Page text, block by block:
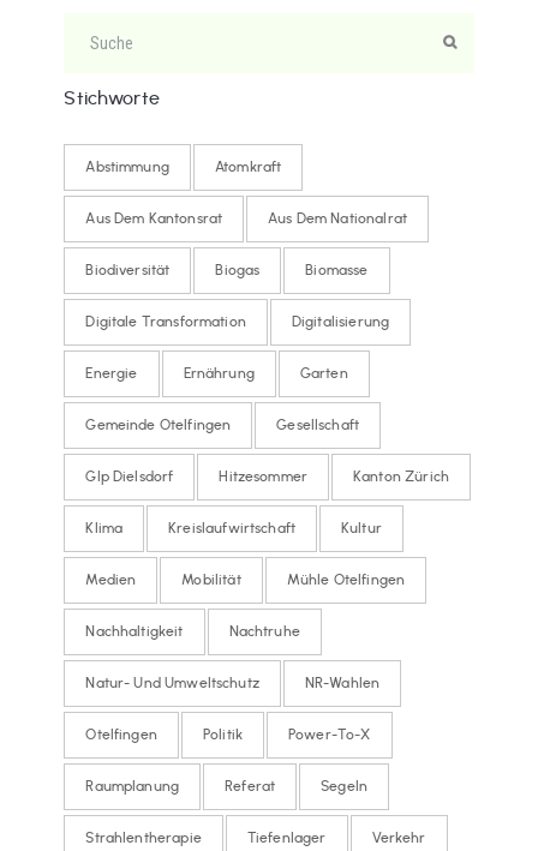
Stichworte
Abstimmung Atomkraft
Aus Dem Kantonsrat Aus Dem Nationalrat
Biodiversität Biogas Biomasse
Digitale Transformation Digitalisierung
Energie Ernährung Garten
Gemeinde Otelfingen Gesellschaft
Glp Dielsdorf Hitzesommer Kanton Zürich
Klima Kreislaufwirtschaft Kultur
Medien Mobilität Mühle Otelfingen
Nachhaltigkeit Nachtruhe
Natur- Und Umweltschutz NR-Wahlen
Otelfingen Politik Power-To-X
Raumplanung Referat Segeln
Strahlentherapie Tiefenlager Verkehr